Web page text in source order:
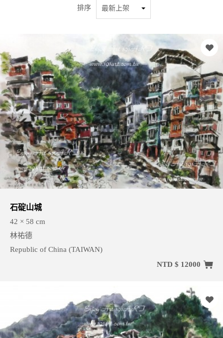
排序 最新上架
石碇山城
42 × 58 cm
林祐德
Republic of China (TAIWAN)
NTD $ 12000